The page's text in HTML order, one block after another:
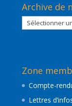
Archive de
Archive
de
Zone
Compte-
Lettres